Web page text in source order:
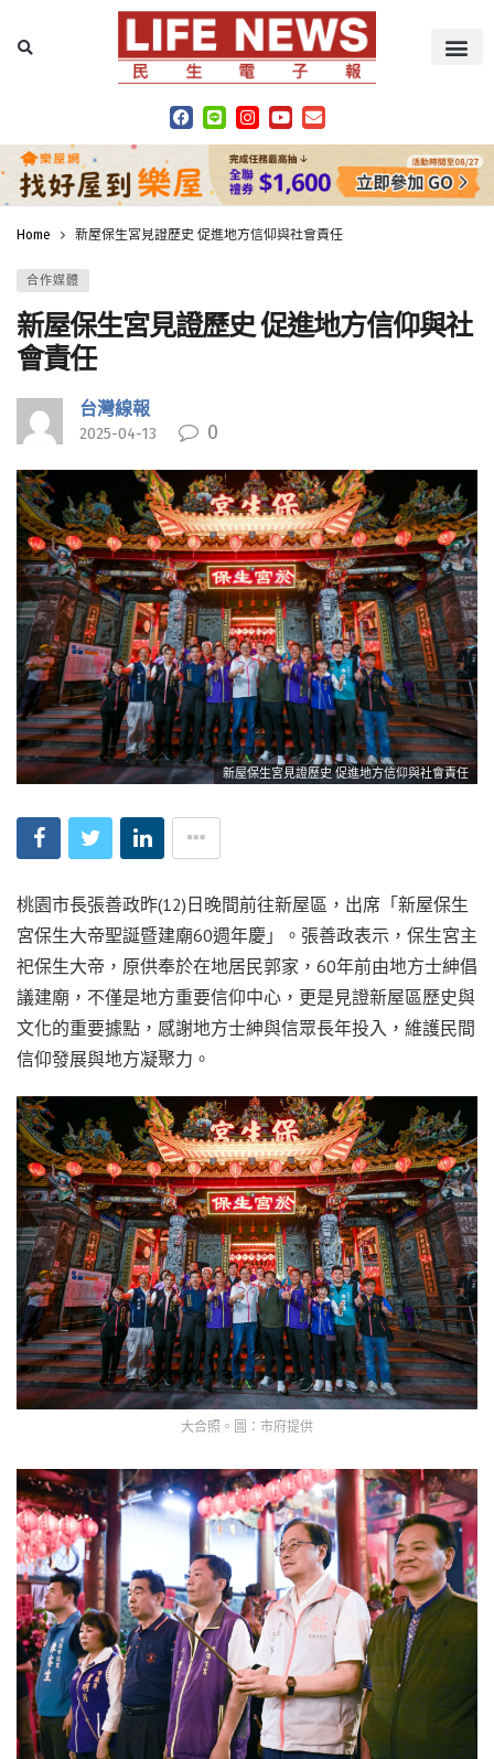
Home 新屋保生宮見證歷史 促進地方信仰與社會責任
合作媒體
新屋保生宮見證歷史 促進地方信仰與社
會責任
台灣線報
2025-04-13 0
新屋保生宮見證歷史 促進地方信仰與社會責任
桃園市長張善政昨(12)日晚間前往新屋區，出席「新屋保生
宮保生大帝聖誕暨建廟60週年慶」。張善政表示，保生宮主
祀保生大帝，原供奉於在地居民郭家，60年前由地方士紳倡
議建廟，不僅是地方重要信仰中心，更是見證新屋區歷史與
文化的重要據點，感謝地方士紳與信眾長年投入，維護民間
信仰發展與地方凝聚力。
大合照。圖：市府提供